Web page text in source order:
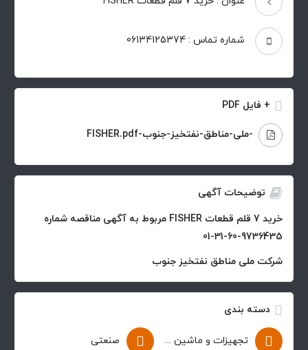
شماره تماس : 06134125374
+ فایل PDF
-ملی-مناطق-نفتخیز-جنوب-FISHER.pdf
توضیحات آگهی
خرید 7 قلم قطعات FISHER مربوط به آگهی مناقصه شماره
9736435-60-31-01
شرکت ملی مناطق نفتخیز جنوب
دسته بندی
تجهیزات و ماشین آلات صنعتی